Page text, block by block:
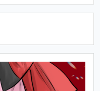
ク&スラッシュ系